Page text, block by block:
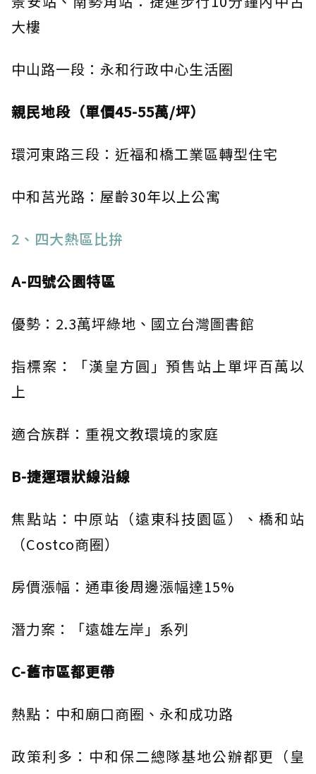
大樓
中山路一段：永和行政中心生活圈
親民地段（單價45-55萬/坪）
環河東路三段：近福和橋工業區轉型住宅
中和莒光路：屋齡30年以上公寓
2、四大熱區比拚
A-四號公園特區
優勢：2.3萬坪綠地、國立台灣圖書館
指標案：「漢皇方圓」預售站上單坪百萬以
上
適合族群：重視文教環境的家庭
B-捷運環狀線沿線
焦點站：中原站（遠東科技園區）、橋和站
（Costco商圈）
房價漲幅：通車後周邊漲幅達15%
潛力案：「遠雄左岸」系列
C-舊市區都更帶
熱點：中和廟口商圈、永和成功路
政策利多：中和保二總隊基地公辦都更（皇